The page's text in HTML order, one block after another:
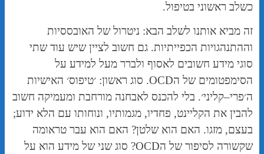
כשלב ראשוני בטיפול.
זה מביא אותנו לשלב הבא: ניטרול של האובססיות
וההתנהגויות הכפייתיות. גם חשוב לציין שיש עוד שתי
סוגי מידע חשובים לאסוף ולברר מעל למידע על
הסימפטומים של הOCD. סוג ראשון: ׳טיפוס׳ האישיות
ה׳פרי–קליני׳. בלי להכנס לאבחנה מורחבת ומעמיקה חשוב
להבין את הקליינט, פחדיו, מגמותיו, ונוחותו עם הלא ידוע;
בעצם, מזגו. האם הוא שלטן? האם הוא עבר טראומה
שקשורה לסיפור של הOCD? סוג שני של מידע הוא על